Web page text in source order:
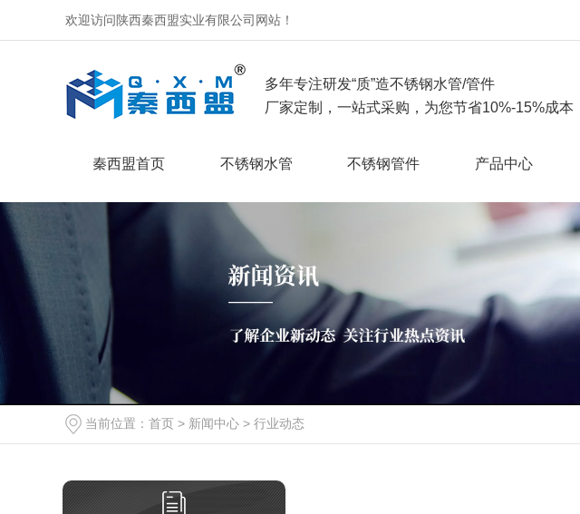
欢迎访问陕西秦西盟实业有限公司网站！
多年专注研发“质”造不锈钢水管/管件
厂家定制，一站式采购，为您节省10%-15%成本
秦西盟首页 不锈钢水管 不锈钢管件 产品中心
当前位置： 首页 > 新闻中心 > 行业动态